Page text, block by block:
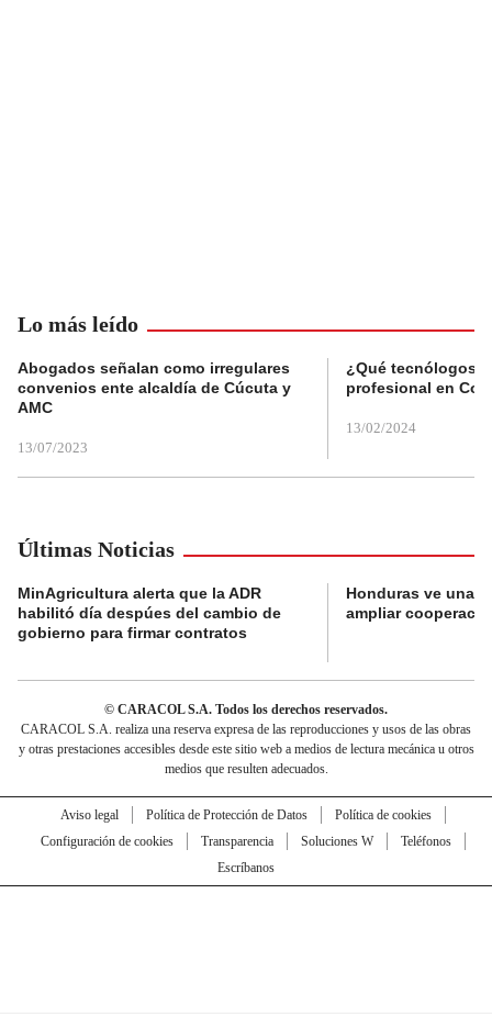
Lo más leído
Abogados señalan como irregulares
convenios ente alcaldía de Cúcuta y
AMC
13/07/2023
¿Qué tecnólogos
profesional en
13/02/2024
Últimas Noticias
MinAgricultura alerta que la ADR
habilitó día despúes del cambio de
gobierno para firmar contratos
Honduras ve una
ampliar
© CARACOL S.A. Todos los derechos reservados.
CARACOL S.A. realiza una reserva expresa de las reproducciones y usos de las obras
y otras prestaciones accesibles desde este sitio web a medios de lectura mecánica u otros
medios que resulten adecuados.
Aviso legal Política de Protección de Datos
Política de cookies
Configuración de cookies
Transparencia Soluciones W
Teléfonos
Escríbanos